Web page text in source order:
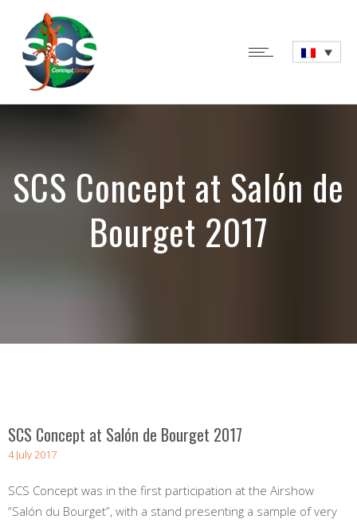
SCS Concept at Salón de
Bourget 2017
SCS Concept at Salón de Bourget 2017
4 July 2017
SCS Concept was in the first participation at the Airshow
“Salón du Bourget”, with a stand presenting a sample of very